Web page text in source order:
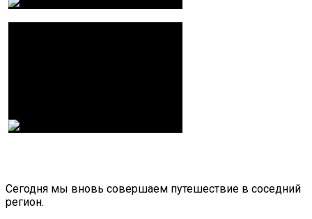
Сегодня мы вновь совершаем путешествие в соседний
регион.